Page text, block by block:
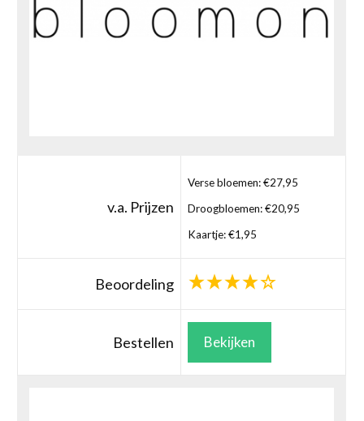
v.a. Prijzen
Verse bloemen: €27,95
Droogbloemen: €20,95
Kaartje: €1,95
Beoordeling
Bestellen Bekijken